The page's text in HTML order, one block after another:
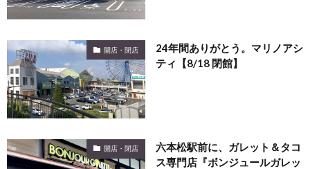
開店・閉店
24年間ありがとう。マリノアシ
ティ【8/18 閉館】
開店・閉店
六本松駅前に、ガレット＆タコ
ス専門店『ボンジュールガレッ